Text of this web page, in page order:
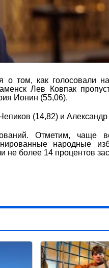
о том, как голосовали
Лев Ковпак
Ионин (55,06).
(14,82) и
Отметим, чаще
народные
не более 14 процентов